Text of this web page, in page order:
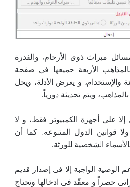
ميراث ذوى الأرحام، والقدرة
الأربعة جميعها فى صفحة
والإستخدام، و يعرض الأدلة، ويحل
ويتم تحديثة دورياً.
إلا على أجهزة الكمبيوتر فقط، و لا
قوانين الدول المتنوعه، كما أن
الشخصية للورثة.
الوصية الواجبة إلا فى إصدار قديم
حصراً و معقّد فى ادخالها وتحتاج